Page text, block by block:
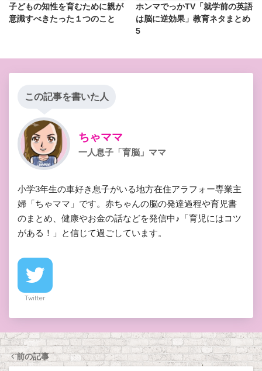
子どもの知性を育むために親が
意識すべきたった１つのこと
ホンマでっかTV「就学前の英語
は脳に逆効果」教育ネタまとめ
5
この記事を書いた人
ちゃママ
一人息子「育脳」ママ
小学3年生の車好き息子がいる地方在住アラフォー専業主
婦「ちゃママ」です。赤ちゃんの脳の発達過程や育児書
のまとめ、健康やお金の話などを発信中♪「育児にはコツ
がある！」と信じて過ごしています。
Twitter
前の記事